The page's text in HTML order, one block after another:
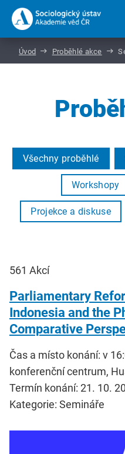
Úvod Proběhlé akce
Všechny proběhlé
Workshopy
Projekce a diskuse
561 Akcí
Parliamentary
Indonesia and the
Comparative
Čas a místo konání: v
konferenční centrum,
Termín konání: 21. 10.
Kategorie: Semináře